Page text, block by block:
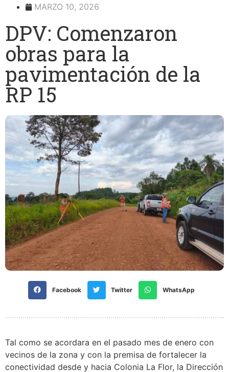
MARZO 10, 2026
DPV: Comenzaron
obras para la
pavimentación de la
RP 15
Facebook Twitter WhatsApp
Tal como se acordara en el pasado mes de enero con
vecinos de la zona y con la premisa de fortalecer la
conectividad desde y hacia Colonia La Flor, la Dirección